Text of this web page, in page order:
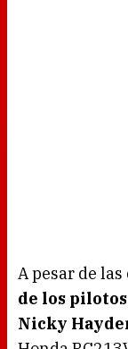
A pesar de
de los
Nicky